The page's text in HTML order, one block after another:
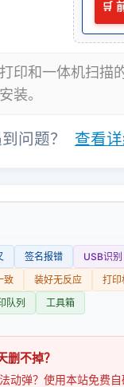
🛒
印和一体机扫描
装。
问题？ 查看
签名报错
USB识别
致 装好无反应
打印
队列 工具箱
删不掉？
动弹？使用本站免费